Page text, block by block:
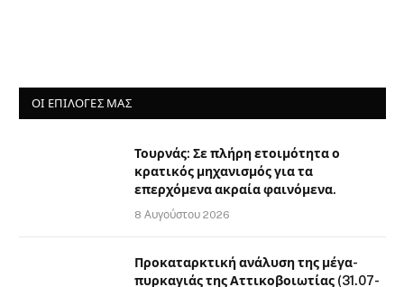
ΟΙ ΕΠΙΛΟΓΈΣ ΜΑΣ
Τουρνάς: Σε πλήρη ετοιμότητα ο
κρατικός μηχανισμός για τα
επερχόμενα ακραία φαινόμενα.
8 Αυγούστου 2026
Προκαταρκτική ανάλυση της μέγα-
πυρκαγιάς της Αττικοβοιωτίας (31.07-